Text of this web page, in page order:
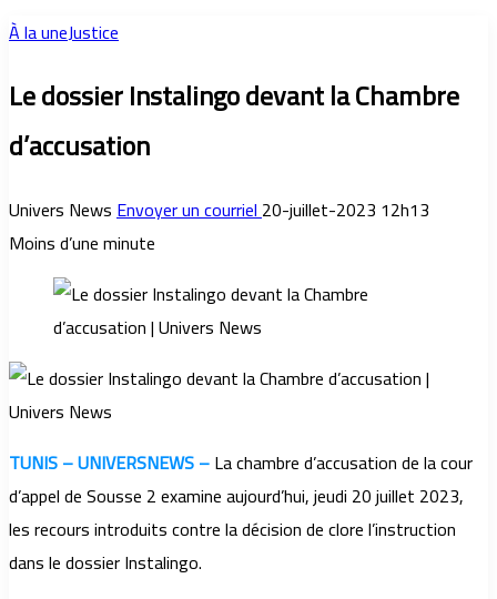
À la uneJustice
Le dossier Instalingo devant la Chambre
d’accusation
Univers NewsEnvoyer un courriel20-juillet-2023 12h13
Moins d’une minute
TUNIS – UNIVERSNEWS –La chambre d’accusation de la cour
d’appel de Sousse 2 examine aujourd’hui, jeudi 20 juillet 2023,
les recours introduits contre la décision de clore l’instruction
dans le dossier Instalingo.